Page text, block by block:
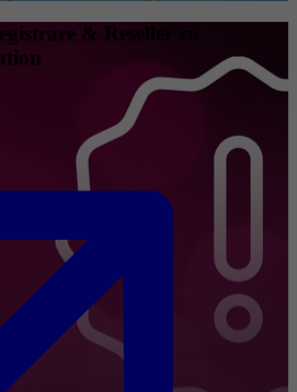
& Reseller zu